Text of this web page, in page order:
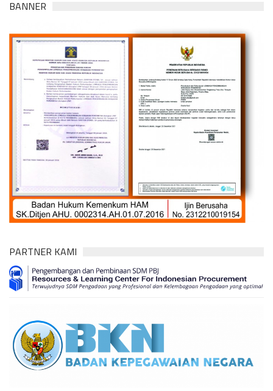
BANNER
PARTNER KAMI